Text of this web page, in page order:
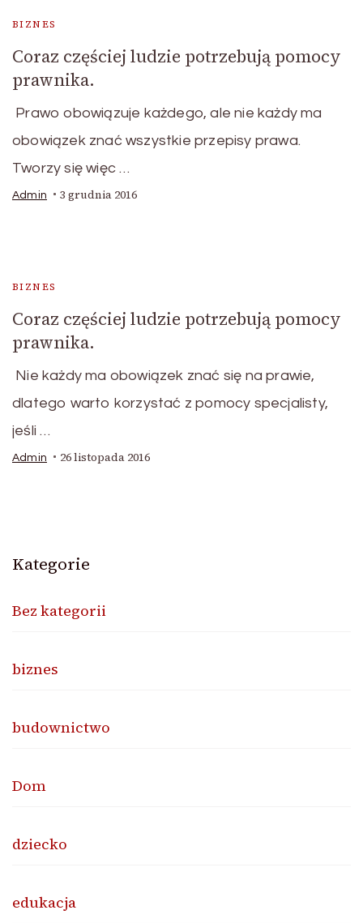
BIZNES
Coraz częściej ludzie potrzebują pomocy
prawnika.
Prawo obowiązuje każdego, ale nie każdy ma
obowiązek znać wszystkie przepisy prawa.
Tworzy się więc …
Admin 3 grudnia 2016
BIZNES
Coraz częściej ludzie potrzebują pomocy
prawnika.
Nie każdy ma obowiązek znać się na prawie,
dlatego warto korzystać z pomocy specjalisty,
jeśli …
Admin 26 listopada 2016
Kategorie
Bez kategorii
biznes
budownictwo
Dom
dziecko
edukacja